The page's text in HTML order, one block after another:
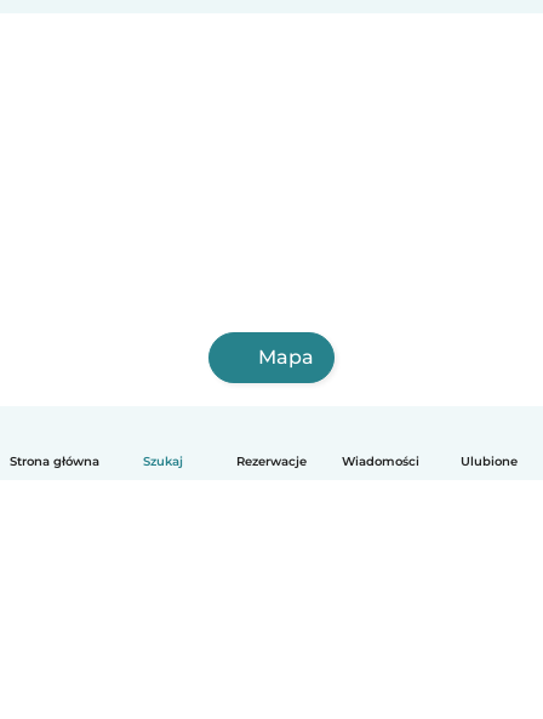
Strona główna Szukaj Rezerwacje Wiadomości Ulubione
Mapa